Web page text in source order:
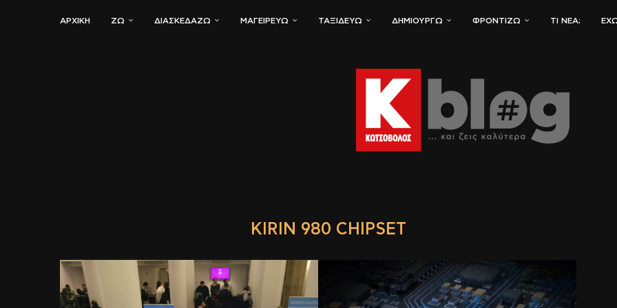
ΑΡΧΙΚΗ ΖΏ ΔΙΑΣΚΕΔΆΖΩ ΜΑΓΕΙΡΕΎΩ ΤΑΞΙΔΕΎΩ ΔΗΜΙΟΥΡΓΏ ΦΡΟΝΤΊΖΩ ΤΙ ΝΈΑ;
KIRIN 980 CHIPSET